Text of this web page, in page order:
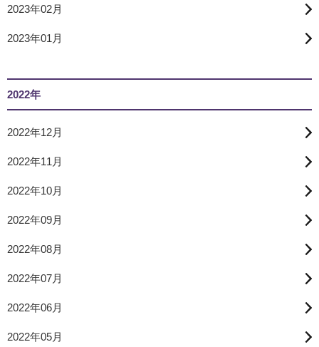
2023年02月
2023年01月
2022年
2022年12月
2022年11月
2022年10月
2022年09月
2022年08月
2022年07月
2022年06月
2022年05月